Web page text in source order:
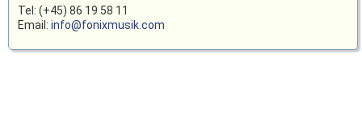
Tel: (+45) 86 19 58 11
Email: info@fonixmusik.com